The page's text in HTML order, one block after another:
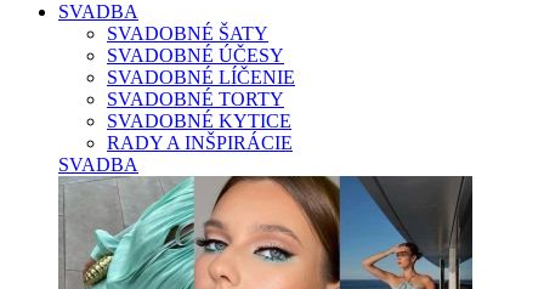
SVADBA
SVADOBNÉ ŠATY
SVADOBNÉ ÚČESY
SVADOBNÉ LÍČENIE
SVADOBNÉ TORTY
SVADOBNÉ KYTICE
RADY A INŠPIRÁCIE
SVADBA